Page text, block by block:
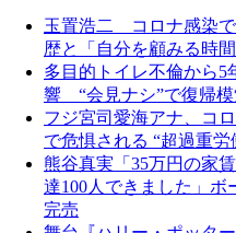
玉置浩二 コロナ感染
歴と「自分を顧みる時
多目的トイレ不倫から5
響 “会見ナシ”で復帰模
フジ宮司愛海アナ、コ
で危惧される “超過重労
熊谷真実「35万円の家
達100人できました」ボ
完売